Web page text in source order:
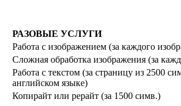
РАЗОВЫЕ УСЛУГИ
Работа с изображением (за каждого
Сложная обработка изображения (за
Работа с текстом (за страницу из 2500
английском языке)
Копирайт или рерайт (за 1500 симв.)